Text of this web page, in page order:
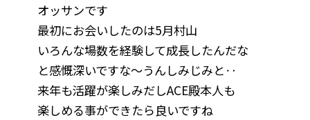
オッサンです
最初にお会いしたのは5月村山
いろんな場数を経験して成長したんだな
と感慨深いですな〜うんしみじみと‥
来年も活躍が楽しみだしACE殿本人も
楽しめる事ができたら良いですね